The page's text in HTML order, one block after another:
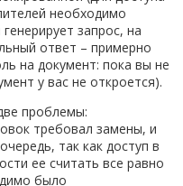
необходимо
запрос, на
ответ – примерно
на документ: пока вы не
у вас не откроется).
проблемы:
требовал замены, и
так как доступ в
ее считать все равно
было